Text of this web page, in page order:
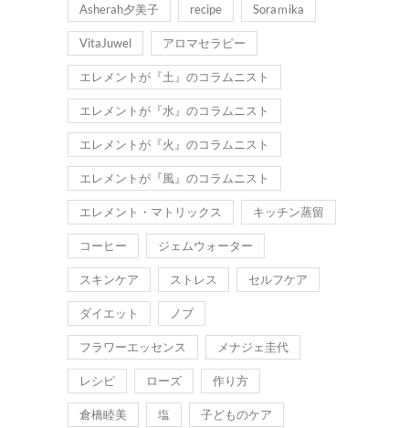
Asherah夕美子 recipe Soraｍika
VitaJuwel アロマセラピー
エレメントが『土』のコラムニスト
エレメントが『水』のコラムニスト
エレメントが『火』のコラムニスト
エレメントが『風』のコラムニスト
エレメント・マトリックス キッチン蒸留
コーヒー ジェムウォーター
スキンケア ストレス セルフケア
ダイエット ノブ
フラワーエッセンス メナジェ圭代
レシピ ローズ 作り方
倉橋睦美 塩 子どものケア